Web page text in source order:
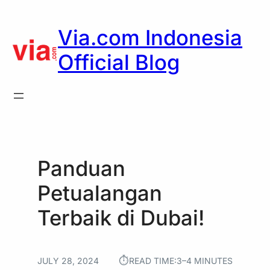
content
Via.com Indonesia
Official Blog
Panduan
Petualangan
Terbaik di Dubai!
JULY 28, 2024 ⏱︎READ TIME:3–4 MINUTES